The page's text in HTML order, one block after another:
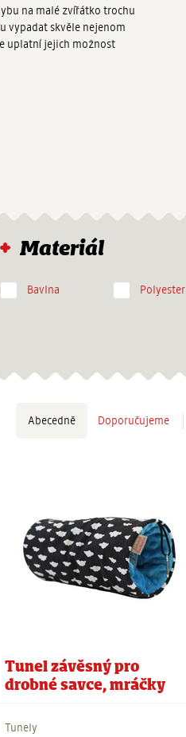
na malé zvířátko trochu
vypadat skvěle nejenom
uplatní jejich možnost
Materiál
Bavlna Polyester
Abecedně Doporučujeme
Tunel závěsný pro
drobné savce, mráčky
Tunely